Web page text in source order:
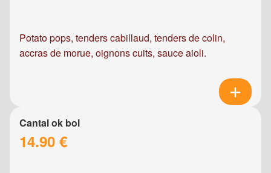
Potato pops, tenders cabillaud, tenders de colin,
accras de morue, oignons cuits, sauce aioli.
Cantal ok bol
14.90 €